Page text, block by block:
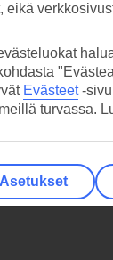
eikä
Evästeet-
turvassa.
Asetukset